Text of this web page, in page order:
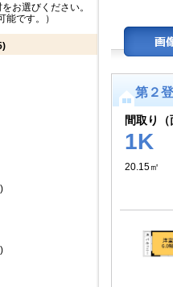
お選びください。
能です。）
第２
間取り（
1K
20.15㎡